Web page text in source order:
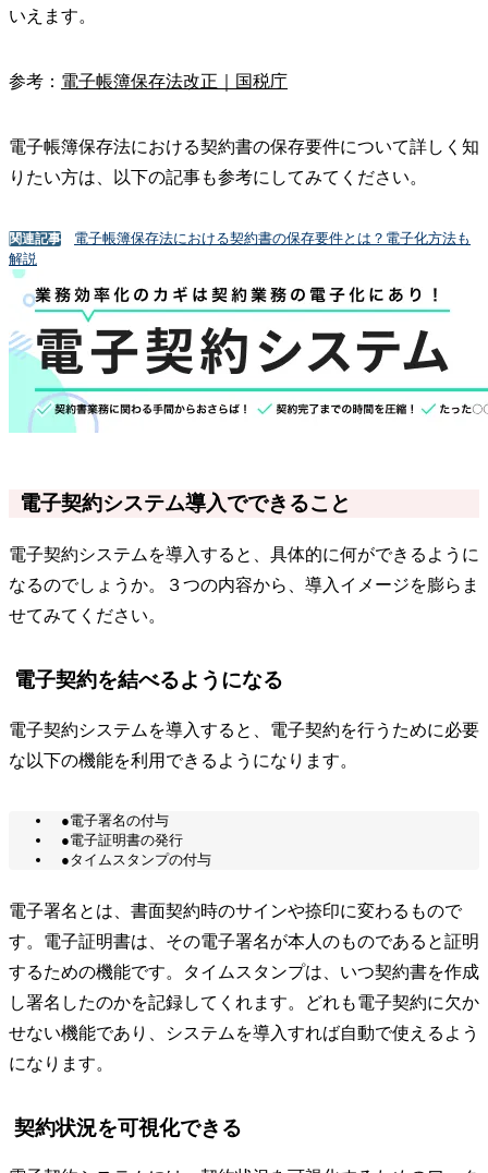
いえます。
参考： 電子帳簿保存法改正｜国税庁
電子帳簿保存法における契約書の保存要件について詳しく知
りたい方は、以下の記事も参考にしてみてください。
関連記事
電子帳簿保存法における契約書の保存要件とは？電子化方法も
解説
電子契約システム導入でできること
電子契約システムを導入すると、具体的に何ができるように
なるのでしょうか。３つの内容から、導入イメージを膨らま
せてみてください。
電子契約を結べるようになる
電子契約システムを導入すると、電子契約を行うために必要
な以下の機能を利用できるようになります。
●電子署名の付与
●電子証明書の発行
●タイムスタンプの付与
電子署名とは、書面契約時のサインや捺印に変わるもので
す。電子証明書は、その電子署名が本人のものであると証明
するための機能です。タイムスタンプは、いつ契約書を作成
し署名したのかを記録してくれます。どれも電子契約に欠か
せない機能であり、システムを導入すれば自動で使えるよう
になります。
契約状況を可視化できる